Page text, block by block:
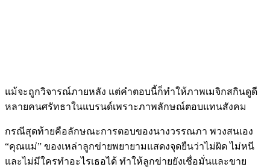
แม้จะถูกวิจารณ์ภายหลัง แต่คำตอบนี้ก็ทำให้ภาพเมจิกสกินดูดี
หลายคนศรัทธาในแบรนด์เพราะภาพลักษณ์ตอบแทนสังคม
กรณีสุดท้ายคือลักษณะการตอบของนางวรรณภา พวงสนเอง
“คุณแม่” ของเหล่าลูกข่ายพยายามแสดงจุดยืนว่าไม่ผิด ไม่หนี
และไม่มีใครทำอะไรเธอได้ ทำให้ลูกข่ายยังเชื่อมั่นและขาย